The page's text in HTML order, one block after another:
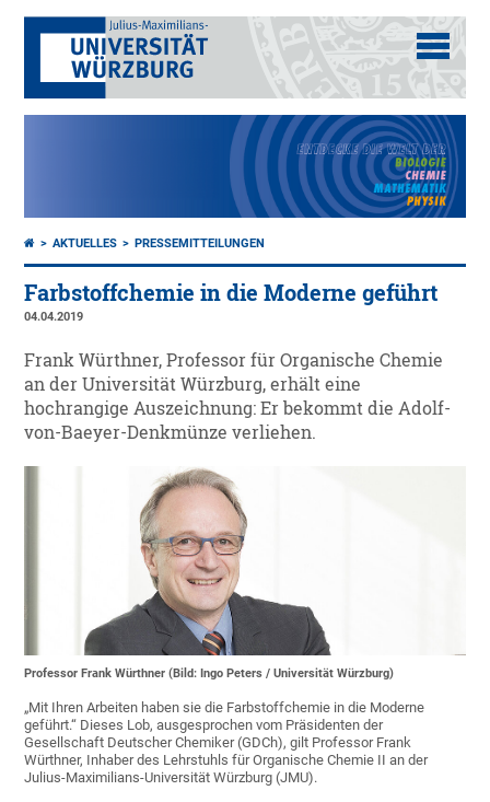
AKTUELLES PRESSEMITTEILUNGEN
Farbstoffchemie in die Moderne geführt
04.04.2019
Frank Würthner, Professor für Organische Chemie
an der Universität Würzburg, erhält eine
hochrangige Auszeichnung: Er bekommt die Adolf-
von-Baeyer-Denkmünze verliehen.
Professor Frank Würthner (Bild: Ingo Peters / Universität Würzburg)
„Mit Ihren Arbeiten haben sie die Farbstoffchemie in die Moderne
geführt.“ Dieses Lob, ausgesprochen vom Präsidenten der
Gesellschaft Deutscher Chemiker (GDCh), gilt Professor Frank
Würthner, Inhaber des Lehrstuhls für Organische Chemie II an der
Julius-Maximilians-Universität Würzburg (JMU).